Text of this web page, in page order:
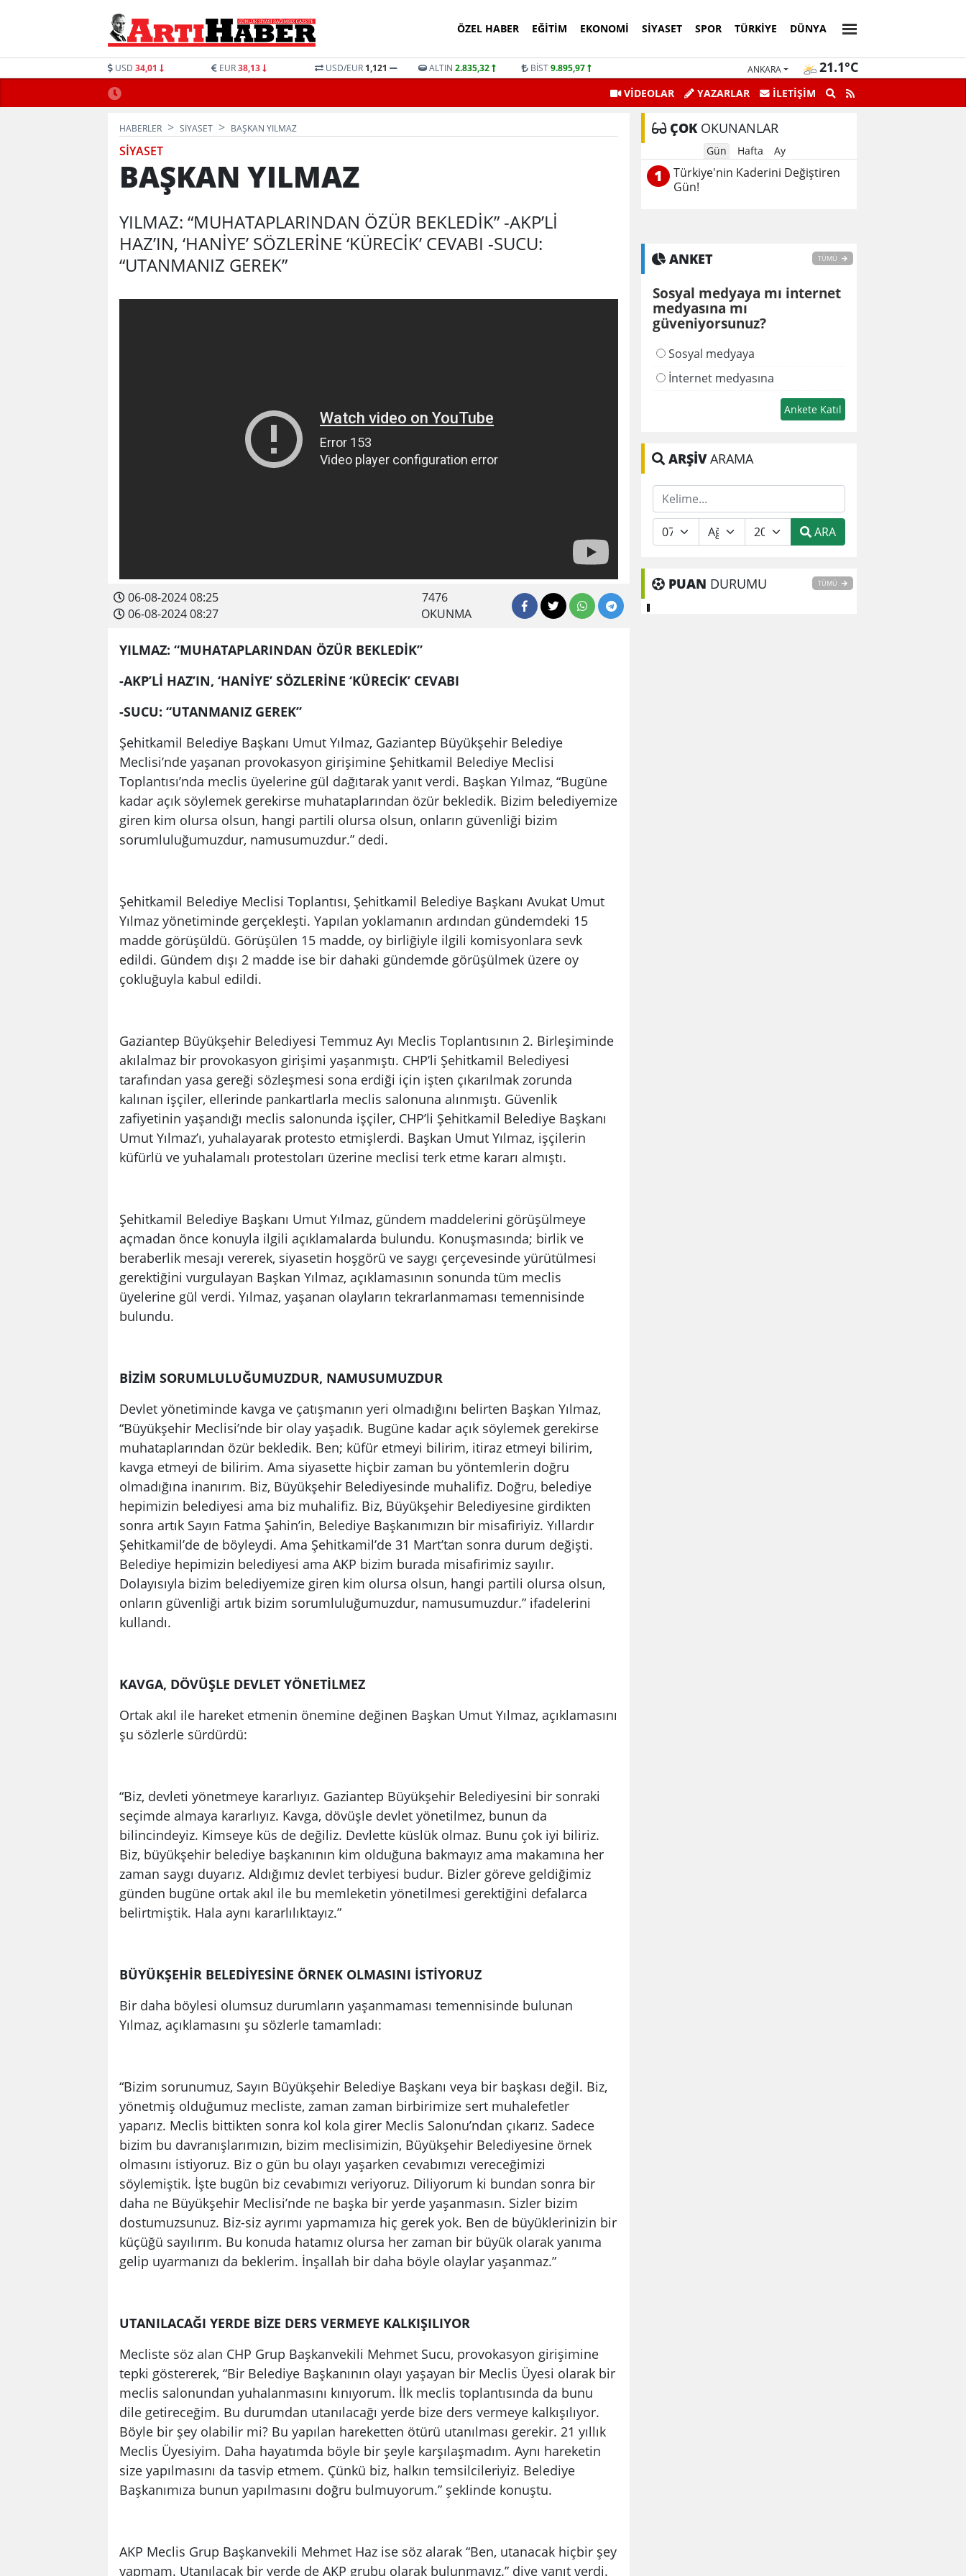
ÖZEL HABER EĞITIM EKONOMI SIYASET SPOR TÜRKIYE DÜNYA
USD 34,01 EUR38,13 USD/EUR 1,121 ALTIN 2.835,32 BİST9.895,97 ANKARA 21.1°C
VİDEOLAR YAZARLAR İLETİŞİM
HABERLER SIYASET BAŞKAN YILMAZ
SIYASET
BAŞKAN YILMAZ
YILMAZ: “MUHATAPLARINDAN ÖZÜR BEKLEDİK” -AKP’Lİ
HAZ’IN, ‘HANİYE’ SÖZLERİNE ‘KÜRECİK’ CEVABI -SUCU:
“UTANMANIZ GEREK”
06-08-2024 08:25
06-08-2024 08:27
7476
OKUNMA
YILMAZ: “MUHATAPLARINDAN ÖZÜR BEKLEDİK”
-AKP’Lİ HAZ’IN, ‘HANİYE’ SÖZLERİNE ‘KÜRECİK’ CEVABI
-SUCU: “UTANMANIZ GEREK”
Şehitkamil Belediye Başkanı Umut Yılmaz, Gaziantep Büyükşehir Belediye
Meclisi’nde yaşanan provokasyon girişimine Şehitkamil Belediye Meclisi
Toplantısı’nda meclis üyelerine gül dağıtarak yanıt verdi. Başkan Yılmaz, “Bugüne
kadar açık söylemek gerekirse muhataplarından özür bekledik. Bizim belediyemize
giren kim olursa olsun, hangi partili olursa olsun, onların güvenliği bizim
sorumluluğumuzdur, namusumuzdur.” dedi.
Şehitkamil Belediye Meclisi Toplantısı, Şehitkamil Belediye Başkanı Avukat Umut
Yılmaz yönetiminde gerçekleşti. Yapılan yoklamanın ardından gündemdeki 15
madde görüşüldü. Görüşülen 15 madde, oy birliğiyle ilgili komisyonlara sevk
edildi. Gündem dışı 2 madde ise bir dahaki gündemde görüşülmek üzere oy
çokluğuyla kabul edildi.
Gaziantep Büyükşehir Belediyesi Temmuz Ayı Meclis Toplantısının 2. Birleşiminde
akılalmaz bir provokasyon girişimi yaşanmıştı. CHP’li Şehitkamil Belediyesi
tarafından yasa gereği sözleşmesi sona erdiği için işten çıkarılmak zorunda
kalınan işçiler, ellerinde pankartlarla meclis salonuna alınmıştı. Güvenlik
zafiyetinin yaşandığı meclis salonunda işçiler, CHP’li Şehitkamil Belediye Başkanı
Umut Yılmaz’ı, yuhalayarak protesto etmişlerdi. Başkan Umut Yılmaz, işçilerin
küfürlü ve yuhalamalı protestoları üzerine meclisi terk etme kararı almıştı.
Şehitkamil Belediye Başkanı Umut Yılmaz, gündem maddelerini görüşülmeye
açmadan önce konuyla ilgili açıklamalarda bulundu. Konuşmasında; birlik ve
beraberlik mesajı vererek, siyasetin hoşgörü ve saygı çerçevesinde yürütülmesi
gerektiğini vurgulayan Başkan Yılmaz, açıklamasının sonunda tüm meclis
üyelerine gül verdi. Yılmaz, yaşanan olayların tekrarlanmaması temennisinde
bulundu.
BİZİM SORUMLULUĞUMUZDUR, NAMUSUMUZDUR
Devlet yönetiminde kavga ve çatışmanın yeri olmadığını belirten Başkan Yılmaz,
“Büyükşehir Meclisi’nde bir olay yaşadık. Bugüne kadar açık söylemek gerekirse
muhataplarından özür bekledik. Ben; küfür etmeyi bilirim, itiraz etmeyi bilirim,
kavga etmeyi de bilirim. Ama siyasette hiçbir zaman bu yöntemlerin doğru
olmadığına inanırım. Biz, Büyükşehir Belediyesinde muhalifiz. Doğru, belediye
hepimizin belediyesi ama biz muhalifiz. Biz, Büyükşehir Belediyesine girdikten
sonra artık Sayın Fatma Şahin’in, Belediye Başkanımızın bir misafiriyiz. Yıllardır
Şehitkamil’de de böyleydi. Ama Şehitkamil’de 31 Mart’tan sonra durum değişti.
Belediye hepimizin belediyesi ama AKP bizim burada misafirimiz sayılır.
Dolayısıyla bizim belediyemize giren kim olursa olsun, hangi partili olursa olsun,
onların güvenliği artık bizim sorumluluğumuzdur, namusumuzdur.” ifadelerini
kullandı.
KAVGA, DÖVÜŞLE DEVLET YÖNETİLMEZ
Ortak akıl ile hareket etmenin önemine değinen Başkan Umut Yılmaz, açıklamasını
şu sözlerle sürdürdü:
“Biz, devleti yönetmeye kararlıyız. Gaziantep Büyükşehir Belediyesini bir sonraki
seçimde almaya kararlıyız. Kavga, dövüşle devlet yönetilmez, bunun da
bilincindeyiz. Kimseye küs de değiliz. Devlette küslük olmaz. Bunu çok iyi biliriz.
Biz, büyükşehir belediye başkanının kim olduğuna bakmayız ama makamına her
zaman saygı duyarız. Aldığımız devlet terbiyesi budur. Bizler göreve geldiğimiz
günden bugüne ortak akıl ile bu memleketin yönetilmesi gerektiğini defalarca
belirtmiştik. Hala aynı kararlılıktayız.”
BÜYÜKŞEHİR BELEDİYESİNE ÖRNEK OLMASINI İSTİYORUZ
Bir daha böylesi olumsuz durumların yaşanmaması temennisinde bulunan
Yılmaz, açıklamasını şu sözlerle tamamladı:
“Bizim sorunumuz, Sayın Büyükşehir Belediye Başkanı veya bir başkası değil. Biz,
yönetmiş olduğumuz mecliste, zaman zaman birbirimize sert muhalefetler
yaparız. Meclis bittikten sonra kol kola girer Meclis Salonu’ndan çıkarız. Sadece
bizim bu davranışlarımızın, bizim meclisimizin, Büyükşehir Belediyesine örnek
olmasını istiyoruz. Biz o gün bu olayı yaşarken cevabımızı vereceğimizi
söylemiştik. İşte bugün biz cevabımızı veriyoruz. Diliyorum ki bundan sonra bir
daha ne Büyükşehir Meclisi’nde ne başka bir yerde yaşanmasın. Sizler bizim
dostumuzsunuz. Biz-siz ayrımı yapmamıza hiç gerek yok. Ben de büyüklerinizin bir
küçüğü sayılırım. Bu konuda hatamız olursa her zaman bir büyük olarak yanıma
gelip uyarmanızı da beklerim. İnşallah bir daha böyle olaylar yaşanmaz.”
UTANILACAĞI YERDE BİZE DERS VERMEYE KALKIŞILIYOR
Mecliste söz alan CHP Grup Başkanvekili Mehmet Sucu, provokasyon girişimine
tepki göstererek, “Bir Belediye Başkanının olayı yaşayan bir Meclis Üyesi olarak bir
meclis salonundan yuhalanmasını kınıyorum. İlk meclis toplantısında da bunu
dile getireceğim. Bu durumdan utanılacağı yerde bize ders vermeye kalkışılıyor.
Böyle bir şey olabilir mi? Bu yapılan hareketten ötürü utanılması gerekir. 21 yıllık
Meclis Üyesiyim. Daha hayatımda böyle bir şeyle karşılaşmadım. Aynı hareketin
size yapılmasını da tasvip etmem. Çünkü biz, halkın temsilcileriyiz. Belediye
Başkanımıza bunun yapılmasını doğru bulmuyorum.” şeklinde konuştu.
AKP Meclis Grup Başkanvekili Mehmet Haz ise söz alarak “Ben, utanacak hiçbir şey
yapmam. Utanılacak bir yerde de AKP grubu olarak bulunmayız.” diye yanıt verdi.
ÇOKOKUNANLAR
Gün Hafta Ay
1
Türkiye'nin Kaderini Değiştiren
Gün!
ANKET TÜMÜ
Sosyal medyaya mı internet
medyasına mı
güveniyorsunuz?
Sosyal medyaya
İnternet medyasına
ARŞİVARAMA
ARA
PUAN DURUMU TÜMÜ